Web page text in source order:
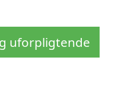
uforpligtende